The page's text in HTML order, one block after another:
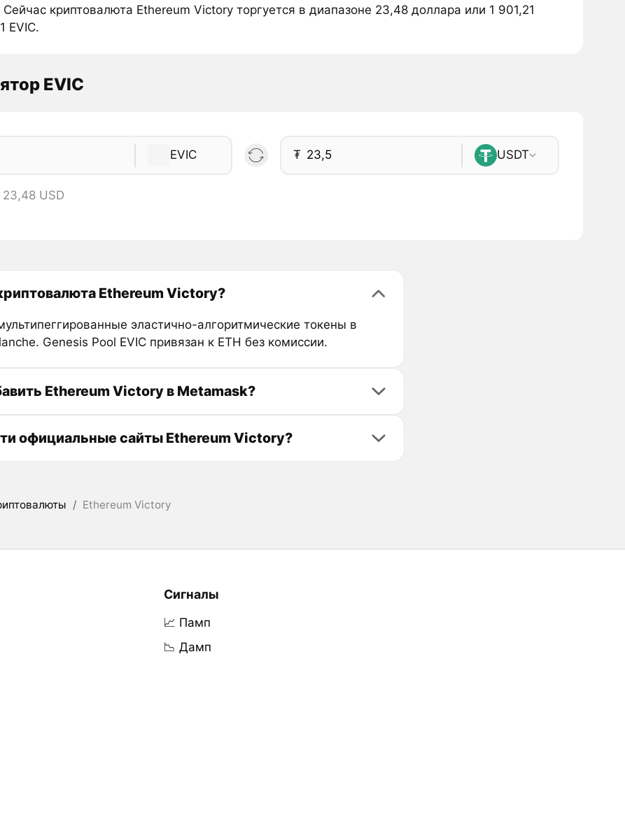
криптовалюта Ethereum Victory торгуется в диапазоне 23,48 доллара или 1 901,21
EVIC.
EVIC
EVIC ₮ USDT
23,48 USD
Ethereum Victory?
эластично-алгоритмические токены в
Genesis Pool EVIC привязан к ETH без комиссии.
Ethereum Victory в Metamask?
официальные сайты Ethereum Victory?
/ Ethereum Victory
Сигналы
📈 Памп
📉 Дамп